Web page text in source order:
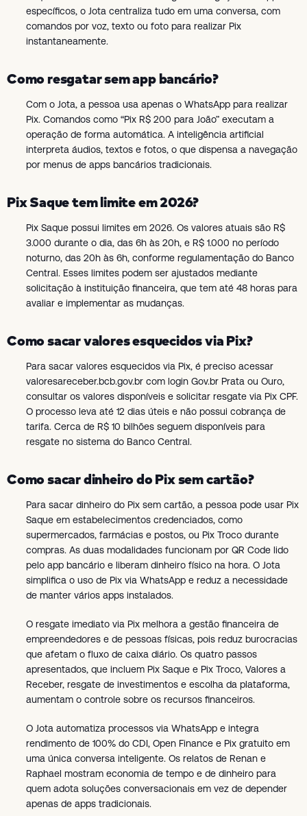
específicos, o Jota centraliza tudo em uma conversa, com
comandos por voz, texto ou foto para realizar Pix
instantaneamente.
Como resgatar sem app bancário?
Com o Jota, a pessoa usa apenas o WhatsApp para realizar
Pix. Comandos como “Pix R$ 200 para João” executam a
operação de forma automática. A inteligência artificial
interpreta áudios, textos e fotos, o que dispensa a navegação
por menus de apps bancários tradicionais.
Pix Saque tem limite em 2026?
Pix Saque possui limites em 2026. Os valores atuais são R$
3.000 durante o dia, das 6h às 20h, e R$ 1.000 no período
noturno, das 20h às 6h, conforme regulamentação do Banco
Central. Esses limites podem ser ajustados mediante
solicitação à instituição financeira, que tem até 48 horas para
avaliar e implementar as mudanças.
Como sacar valores esquecidos via Pix?
Para sacar valores esquecidos via Pix, é preciso acessar
valoresareceber.bcb.gov.br com login Gov.br Prata ou Ouro,
consultar os valores disponíveis e solicitar resgate via Pix CPF.
O processo leva até 12 dias úteis e não possui cobrança de
tarifa. Cerca de R$ 10 bilhões seguem disponíveis para
resgate no sistema do Banco Central.
Como sacar dinheiro do Pix sem cartão?
Para sacar dinheiro do Pix sem cartão, a pessoa pode usar Pix
Saque em estabelecimentos credenciados, como
supermercados, farmácias e postos, ou Pix Troco durante
compras. As duas modalidades funcionam por QR Code lido
pelo app bancário e liberam dinheiro físico na hora. O Jota
simplifica o uso de Pix via WhatsApp e reduz a necessidade
de manter vários apps instalados.
O resgate imediato via Pix melhora a gestão financeira de
empreendedores e de pessoas físicas, pois reduz burocracias
que afetam o fluxo de caixa diário. Os quatro passos
apresentados, que incluem Pix Saque e Pix Troco, Valores a
Receber, resgate de investimentos e escolha da plataforma,
aumentam o controle sobre os recursos financeiros.
O Jota automatiza processos via WhatsApp e integra
rendimento de 100% do CDI, Open Finance e Pix gratuito em
uma única conversa inteligente. Os relatos de Renan e
Raphael mostram economia de tempo e de dinheiro para
quem adota soluções conversacionais em vez de depender
apenas de apps tradicionais.